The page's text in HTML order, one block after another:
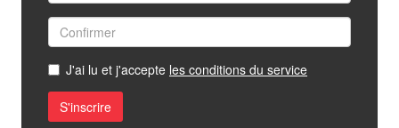
J'ai lu et j'accepte les conditions du service